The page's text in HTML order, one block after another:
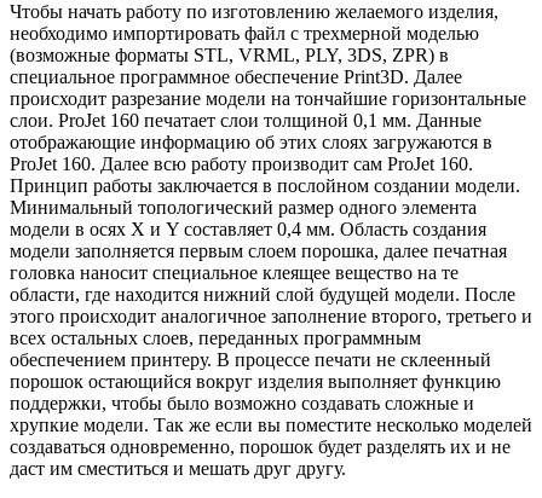
Чтобы начать работу по изготовлению желаемого изделия,
необходимо импортировать файл с трехмерной моделью
(возможные форматы STL, VRML, PLY, 3DS, ZPR) в
специальное программное обеспечение Print3D. Далее
происходит разрезание модели на тончайшие горизонтальные
слои. ProJet 160 печатает слои толщиной 0,1 мм. Данные
отображающие информацию об этих слоях загружаются в
ProJet 160. Далее всю работу производит сам ProJet 160.
Принцип работы заключается в послойном создании модели.
Минимальный топологический размер одного элемента
модели в осях X и Y составляет 0,4 мм. Область создания
модели заполняется первым слоем порошка, далее печатная
головка наносит специальное клеящее вещество на те
области, где находится нижний слой будущей модели. После
этого происходит аналогичное заполнение второго, третьего и
всех остальных слоев, переданных программным
обеспечением принтеру. В процессе печати не склеенный
порошок остающийся вокруг изделия выполняет функцию
поддержки, чтобы было возможно создавать сложные и
хрупкие модели. Так же если вы поместите несколько моделей
создаваться одновременно, порошок будет разделять их и не
даст им сместиться и мешать друг другу.